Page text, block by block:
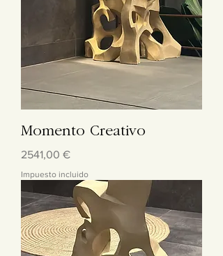
Momento Creativo
Precio
2541,00 €
Impuesto incluido